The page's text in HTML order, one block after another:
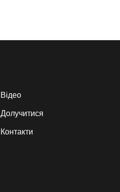
Відео
Долучитися
Контакти